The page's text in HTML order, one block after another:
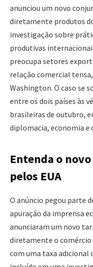
anunciou um novo
diretamente produtos
investigação sobre
produtivas
preocupa setores
relação comercial
Washington. O caso se
entre os dois países às
brasileiras de outubro,
diplomacia, economia
Entenda o
pelos EUA
O anúncio pegou parte
apuração da imprensa
anunciaram um novo
diretamente o comércio
com uma taxa adicional